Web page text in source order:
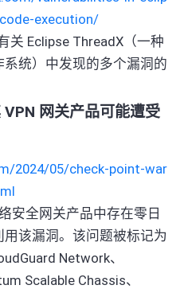
execution/
关 Eclipse ThreadX（一种
统）中发现的多个漏洞的
网关产品可能遭受
2024/05/check-point-war
安全网关产品中存在零日
该漏洞。该问题被标记为
Network、
Scalable Chassis、